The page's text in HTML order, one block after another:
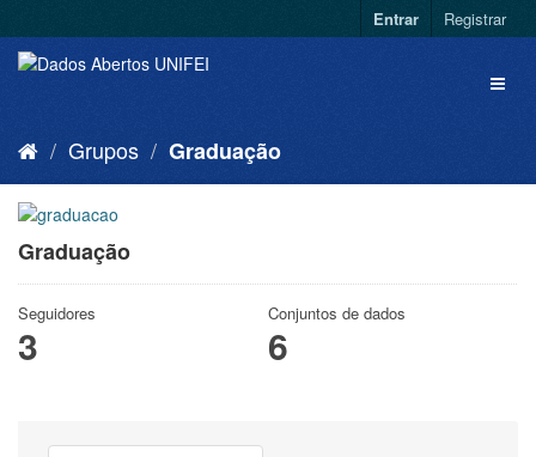
Entrar Registrar
Grupos Graduação
Graduação
Seguidores
3
Conjuntos de dados
6